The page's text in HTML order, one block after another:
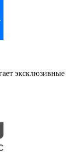
эксклюзивные